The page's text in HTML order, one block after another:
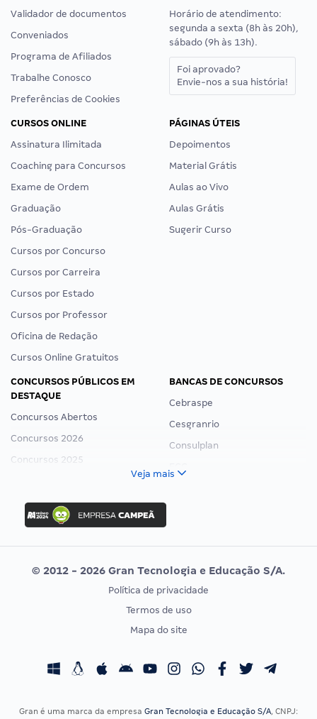
Validador de documentos
Conveniados
Programa de Afiliados
Trabalhe Conosco
Preferências de Cookies
Horário de atendimento:
segunda a sexta (8h às 20h),
sábado (9h às 13h).
Foi aprovado?
Envie-nos a sua história!
CURSOS ONLINE
Assinatura Ilimitada
Coaching para Concursos
Exame de Ordem
Graduação
Pós-Graduação
Cursos por Concurso
Cursos por Carreira
Cursos por Estado
Cursos por Professor
Oficina de Redação
Cursos Online Gratuitos
PÁGINAS ÚTEIS
Depoimentos
Material Grátis
Aulas ao Vivo
Aulas Grátis
Sugerir Curso
CONCURSOS PÚBLICOS EM
DESTAQUE
Concursos Abertos
Concursos 2026
Concursos 2025
Concurso Nacional Unificado
Concurso Ibama
Concurso MPU
Editais publicados
BANCAS DE CONCURSOS
Cebraspe
Cesgranrio
Consulplan
Vunesp
CONCURSOS POR PROFISSÃO
Concursos Fiscais
EXAME DE ORDEM
Calendário OAB
Veja mais
© 2012 - 2026 Gran Tecnologia e Educação S/A.
Política de privacidade
Termos de uso
Mapa do site
Gran é uma marca da empresa Gran Tecnologia e Educação S/A, CNPJ: